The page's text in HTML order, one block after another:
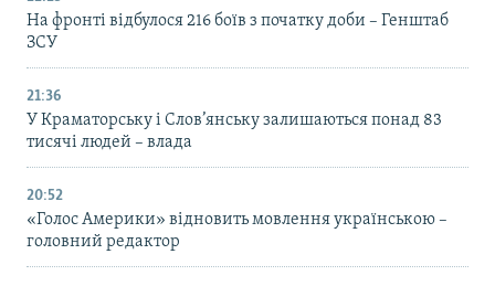
На фронті відбулося 216 боїв з початку доби – Генштаб
ЗСУ
21:36
У Краматорську і Слов’янську залишаються понад 83
тисячі людей – влада
20:52
«Голос Америки» відновить мовлення українською –
головний редактор